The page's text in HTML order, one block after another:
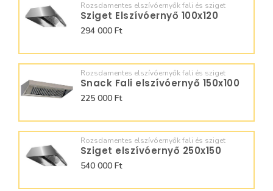
Rozsdamentes elszívóernyők fali és sziget
Sziget Elszívóernyő 100x120
294 000 Ft
Rozsdamentes elszívóernyők fali és sziget
Snack Fali elszívóernyő 150x100
225 000 Ft
Rozsdamentes elszívóernyők fali és sziget
Sziget elszívóernyő 250x150
540 000 Ft